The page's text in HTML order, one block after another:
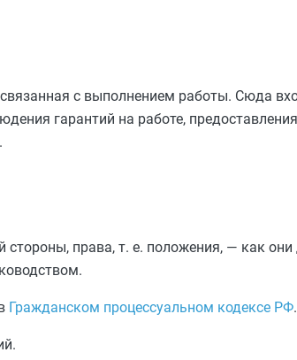
с выполнением работы. Сюда
гарантий на работе,
стороны, права, т. е. положения, — как
Гражданском процессуальном кодексе РФ.